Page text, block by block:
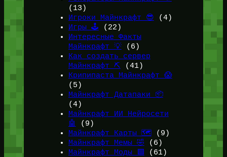
(13)
Игроки Майнкрафт 😎 (4)
Игры 🕹️ (22)
Интересные Факты
Майнкрафт 💡(6)
Как создать сервер
Майнкрафт ⛏️ (41)
Крипипаста Майнкрафт 😱
(5)
Майнкрафт Датапаки 📦
(4)
Майнкрафт ИИ Нейросети
🤖
(9)
Майнкрафт Карты 🗺️ (9)
Майнкрафт Мемы 🤣 (6)
Майнкрафт Моды 🟩
(61)